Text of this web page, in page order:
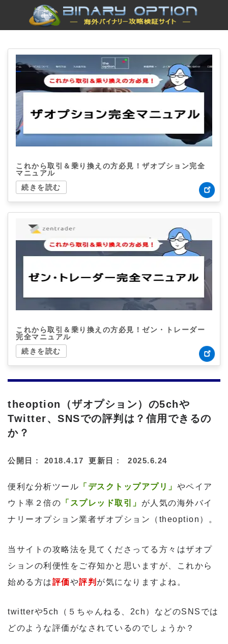
これから取引＆乗り換えの方必見！ザオプション完全
マニュアル
続きを読む
これから取引＆乗り換えの方必見！ゼン・トレーダー
完全マニュアル
続きを読む
theoption（ザオプション）の5chや
Twitter、SNSでの評判は？信用できるの
か？
公開日 : 2018.4.17 更新日 : 2025.6.24
便利な分析ツール 「デスクトップアプリ」 やペイア
ウト率２倍の 「スプレッド取引」 が人気の海外バイ
ナリーオプション業者ザオプション（theoption）。
当サイトの攻略法を見てくださってる方々はザオプ
ションの利便性をご存知かと思いますが、これから
始める方は評価や評判 が気になりますよね。
twitterや5ch（５ちゃんねる、2ch）などのSNSでは
どのような評価がなされているのでしょうか？